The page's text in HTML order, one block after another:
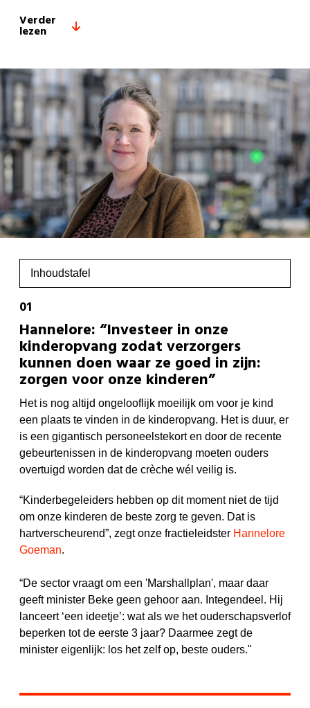
Verder
lezen
Inhoudstafel
Hannelore: “Investeer in onze
kinderopvang zodat verzorgers
kunnen doen waar ze goed in zijn:
zorgen voor onze kinderen”
Het is nog altijd ongelooflijk moeilijk om voor je kind
een plaats te vinden in de kinderopvang. Het is duur, er
is een gigantisch personeelstekort en door de recente
gebeurtenissen in de kinderopvang moeten ouders
overtuigd worden dat de crèche wél veilig is.
“Kinderbegeleiders hebben op dit moment niet de tijd
om onze kinderen de beste zorg te geven. Dat is
hartverscheurend”, zegt onze fractieleidster Hannelore
Goeman.
“De sector vraagt om een 'Marshallplan', maar daar
geeft minister Beke geen gehoor aan. Integendeel. Hij
lanceert ‘een ideetje’: wat als we het ouderschapsverlof
beperken tot de eerste 3 jaar? Daarmee zegt de
minister eigenlijk: los het zelf op, beste ouders."